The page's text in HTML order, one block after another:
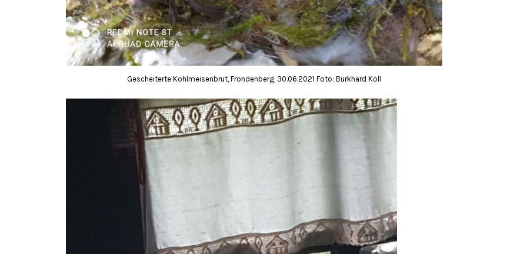
Gescheiterte Kohlmeisenbrut, Fröndenberg, 30.06.2021 Foto: Burkhard Koll